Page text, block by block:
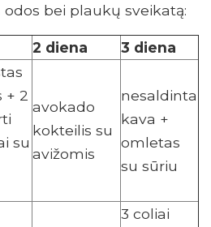
bei plaukų sveikatą:
2 diena 3 diena
+ 2
su
avokado
kokteilis su
avižomis
nesaldinta
kava +
omletas
su sūriu
3 coliai